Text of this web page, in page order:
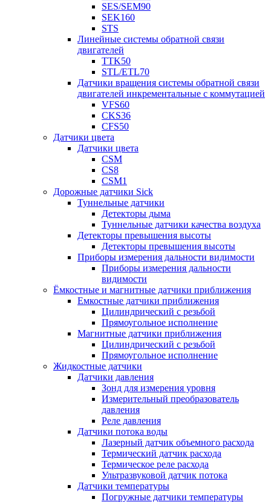
SES/SEM90
SEK160
STS
Линейные системы обратной связи
двигателей
TTK50
STL/ETL70
Датчики вращения системы обратной связи
двигателей инкрементальные с коммутацией
VFS60
CKS36
CFS50
Датчики цвета
Датчики цвета
CSM
CS8
CSM1
Дорожные датчики Sick
Туннельные датчики
Детекторы дыма
Туннельные датчики качества воздуха
Детекторы превышения высоты
Детекторы превышения высоты
Приборы измерения дальности видимости
Приборы измерения дальности
видимости
Ёмкостные и магнитные датчики приближения
Емкостные датчики приближения
Цилиндрический с резьбой
Прямоугольное исполнение
Магнитные датчики приближения
Цилиндрический с резьбой
Прямоугольное исполнение
Жидкостные датчики
Датчики давления
Зонд для измерения уровня
Измерительный преобразователь
давления
Реле давления
Датчики потока воды
Лазерный датчик объемного расхода
Термический датчик расхода
Термическое реле расхода
Ультразвуковой датчик потока
Датчики температуры
Погружные датчики температуры